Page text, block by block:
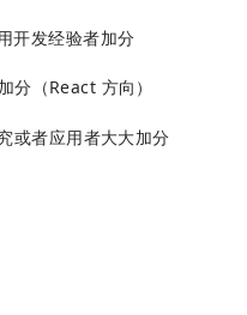
开发经验者加分
分（React 方向）
或者应用者大大加分